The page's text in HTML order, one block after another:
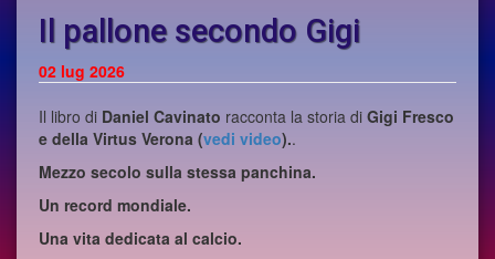
Il pallone secondo Gigi
02 lug 2026
Il libro di Daniel Cavinato racconta la storia di Gigi Fresco
e della Virtus Verona (vedi video)..
Mezzo secolo sulla stessa panchina.
Un record mondiale.
Una vita dedicata al calcio.